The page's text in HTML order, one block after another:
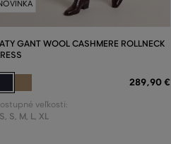
GANT WOOL CASHMERE ROLLNECK
289,90 €
veľkosti:
, S, M, L, XL